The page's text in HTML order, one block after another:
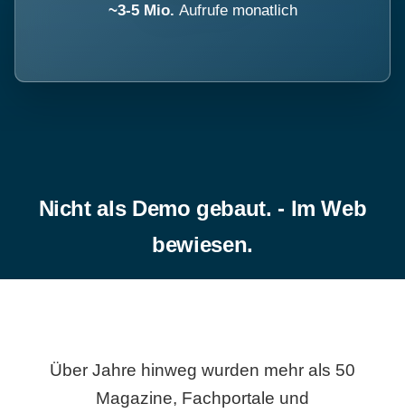
~3-5 Mio. Aufrufe monatlich
Nicht als Demo gebaut. - Im Web
bewiesen.
Über Jahre hinweg wurden mehr als 50
Magazine, Fachportale und